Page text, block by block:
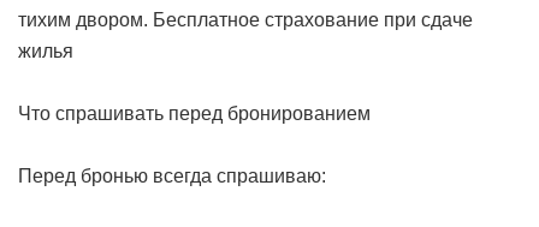
тихим двором. Бесплатное страхование при сдаче
жилья
Что спрашивать перед бронированием
Перед бронью всегда спрашиваю: